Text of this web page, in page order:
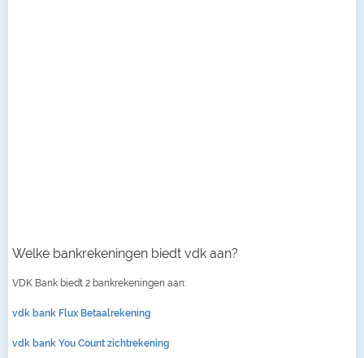
Welke bankrekeningen biedt vdk aan?
VDK Bank biedt 2 bankrekeningen aan:
vdk bank Flux Betaalrekening
vdk bank You Count zichtrekening